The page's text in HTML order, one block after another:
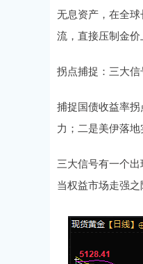
无息资产，在全
流，直接压制金价
拐点捕捉：三大
捕捉国债收益率
力；二是美伊落地
三大信号有一个
当权益市场走强